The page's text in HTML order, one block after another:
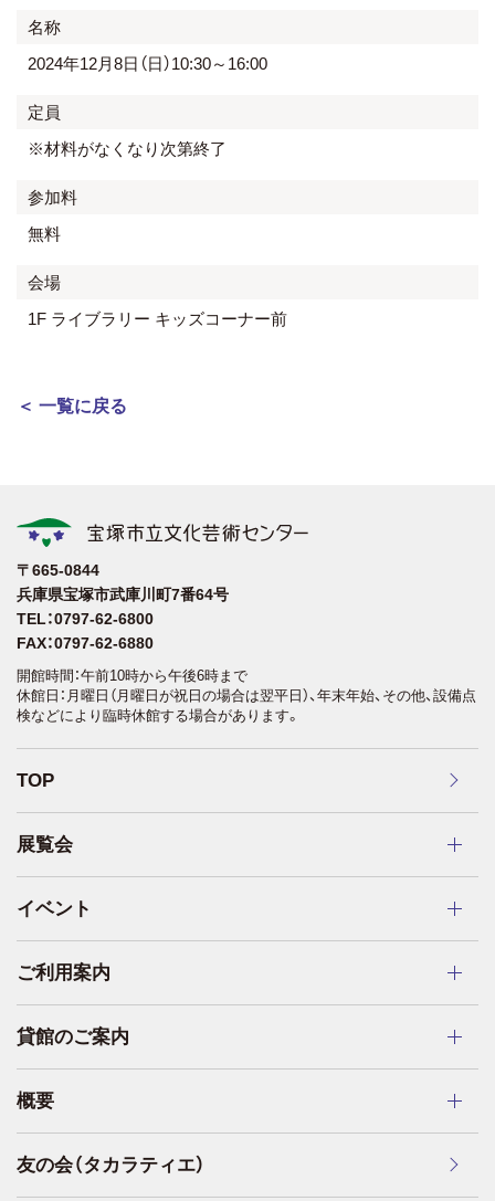
名称
2024年12月8日（日）10:30～16:00
定員
※材料がなくなり次第終了
参加料
無料
会場
1F ライブラリー キッズコーナー前
＜ 一覧に戻る
TOP
展覧会
イベント
ご利用案内
貸館のご案内
概要
友の会（タカラティエ）
〒665-0844
兵庫県宝塚市武庫川町7番64号
TEL：0797-62-6800
FAX：0797-62-6880
開館時間：午前10時から午後6時まで
休館日：月曜日（月曜日が祝日の場合は翌平日）、年末年始、その他、設備点
検などにより臨時休館する場合があります。